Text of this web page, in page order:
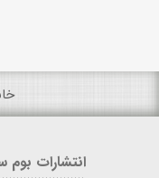
انتشارات بوم